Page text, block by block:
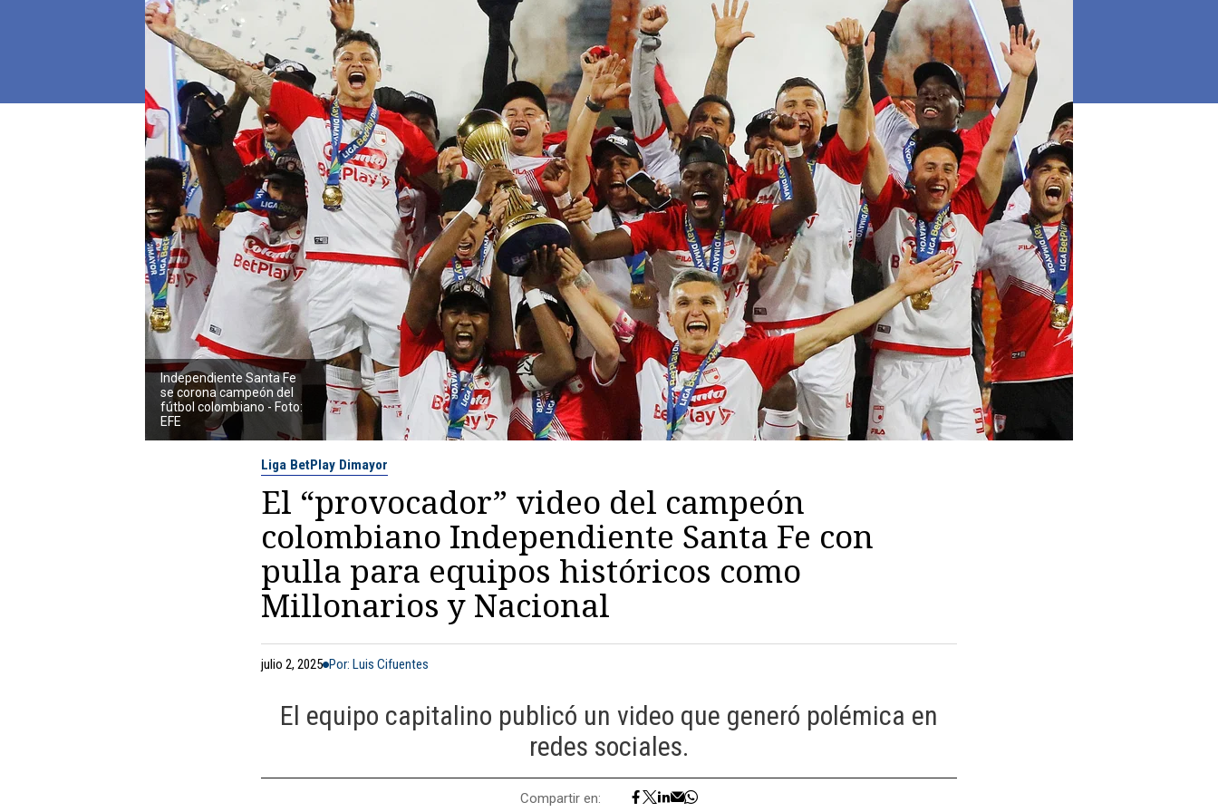
Independiente Santa Fe
se corona campeón del
fútbol colombiano - Foto:
EFE
Liga BetPlay Dimayor
El “provocador” video del campeón
colombiano Independiente Santa Fe con
pulla para equipos históricos como
Millonarios y Nacional
julio 2, 2025 Por: Luis Cifuentes
El equipo capitalino publicó un video que generó polémica en
redes sociales.
Compartir en: